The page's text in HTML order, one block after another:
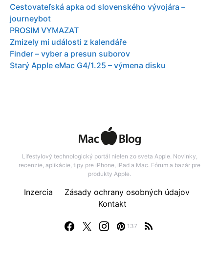
Cestovateľská apka od slovenského vývojára –
journeybot
PROSIM VYMAZAT
Zmizely mi události z kalendáře
Finder – vyber a presun suborov
Starý Apple eMac G4/1.25 – výmena disku
Lifestylový technologický portál nielen zo sveta Apple. Novinky,
recenzie, aplikácie, tipy pre iPhone, iPad a Mac. Fórum a bazár pre
produkty Apple.
137
Inzercia
Zásady ochrany osobných údajov
Kontakt